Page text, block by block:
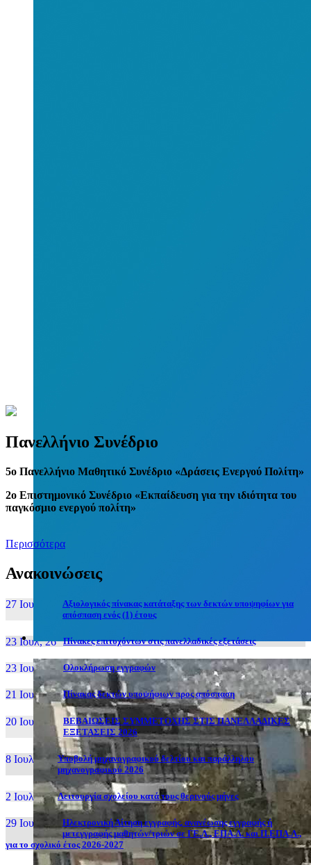
Πανελλήνιο Συνέδριο
5o Πανελλήνιο Μαθητικό Συνέδριο «Δράσεις Ενεργού Πολίτη»
2ο Επιστημονικό Συνέδριο «Εκπαίδευση για την ιδιότητα του
παγκόσμιο ενεργού πολίτη»
Περισσότερα
Ανακοινώσεις
27 Ιουν, 26
Αξιολογικός πίνακας κατάταξης των δεκτών υποψηφίων για
απόσπαση ενός (1) έτους
23 Ιουλ, 26 Πίνακες επιτυχόντων στις πανελλαδικές εξετάσεις
23 Ιουλ, 26 Ολοκλήρωση εγγραφών
21 Ιουλ, 26 Πίνακας δεκτών υποψήφιων προς απόσπαση
20 Ιουλ, 26
ΒΕΒΑΙΩΣΕΙΣ ΣΥΜΜΕΤΟΧΗΣ ΣΤΙΣ ΠΑΝΕΛΛΑΔΙΚΕΣ
ΕΞΕΤΑΣΕΙΣ 2026
8 Ιουλ, 26
Υποβολή μηχανογραφικού δελτίου και παράλληλου
μηχανογραφικού 2026
2 Ιουλ, 26 Λειτουργία σχολείου κατά τους θερινούς μήνες
29 Ιουν, 26
Ηλεκτρονική Αίτηση εγγραφής, ανανέωσης εγγραφής ή
μετεγγραφής μαθητών/τριών σε ΓΕ.Λ., ΕΠΑ.Λ. και Π.ΕΠΑ.Λ.,
για το σχολικό έτος 2026-2027